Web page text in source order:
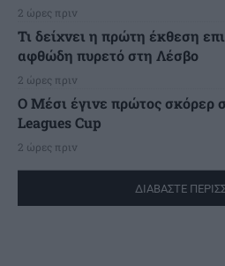
2 ώρες πριν
Τι δείχνει η πρώτη έκθεση
αφθώδη πυρετό στη Λέσβο
2 ώρες πριν
Ο Μέσι έγινε πρώτος σκόρερ
Leagues Cup
2 ώρες πριν
ΔΙΑΒΑΣΤΕ